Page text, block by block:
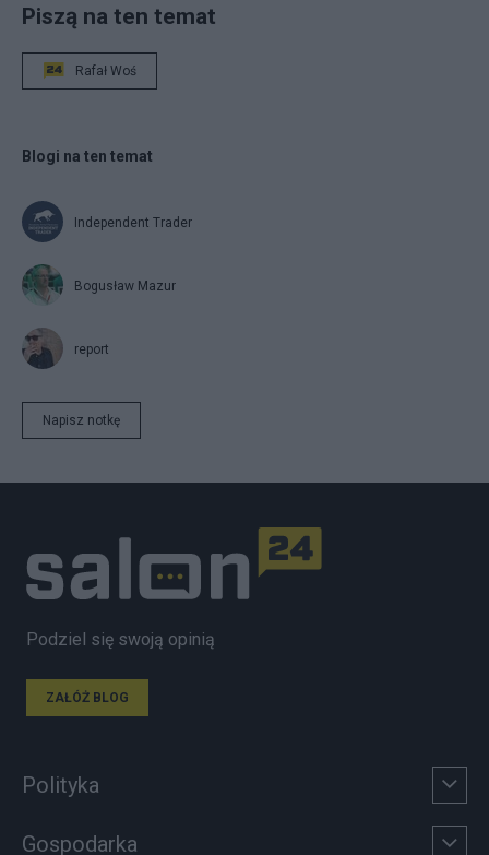
Piszą na ten temat
Rafał Woś
Blogi na ten temat
Independent Trader
Bogusław Mazur
report
Napisz notkę
Podziel się swoją opinią
ZAŁÓŻ BLOG
Polityka
Gospodarka